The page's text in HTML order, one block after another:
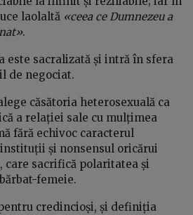
laolaltă «ceea ce Dumnezeu a
.
este sacralizată și intră în sfera
de negociat.
căsătoria heterosexuală ca
a relației sale cu mulțimea
fără echivoc caracterul
și nonsensul oricărui
sacrifică polaritatea și
femeie.
credincioși, și definiția